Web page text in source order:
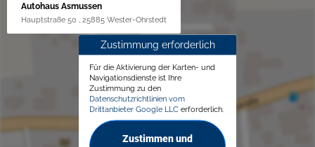
Autohaus Asmussen
Hauptstraße 50 , 25885 Wester-Ohrstedt
Zustimmung erforderlich
Für die Aktivierung der Karten- und
Navigationsdienste ist Ihre
Zustimmung zu den
Datenschutzrichtlinien vom
Drittanbieter Google LLC erforderlich.
Zustimmen und